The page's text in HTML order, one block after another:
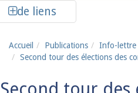
de liens
Accueil Publications Info-lettre
Second tour des élections des